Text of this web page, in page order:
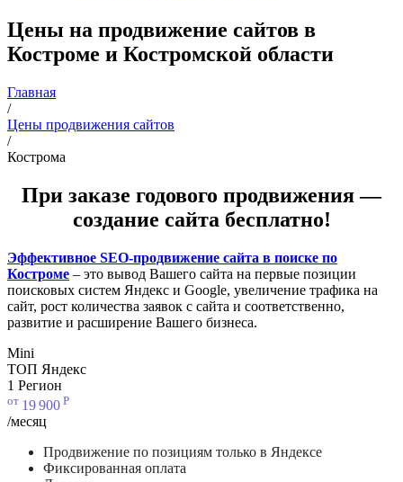
Цены на продвижение сайтов в
Костроме и Костромской области
Главная
/
Цены продвижения сайтов
/
Кострома
При заказе годового продвижения —
создание сайта бесплатно!
Эффективное SEO-продвижение сайта в поиске по
Костроме – это вывод Вашего сайта на первые позиции
поисковых систем Яндекс и Google, увеличение трафика на
сайт, рост количества заявок с сайта и соответственно,
развитие и расширение Вашего бизнеса.
Mini
ТОП Яндекс
1 Регион
от 19900 Р
/месяц
Продвижение по позициям только в Яндексе
Фиксированная оплата